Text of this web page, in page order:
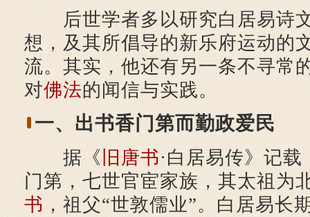
后世学者多以研究白居易诗
想，及其所倡导的新乐府运动的
流。其实，他还有另一条不寻常
对佛法的闻信与实践。
一、出书香门第而勤政爱民
据《 旧唐书 ·白居易传》记
门第，七世官宦家族，其太祖为
书 ，祖父“世敦儒业”。白居易长